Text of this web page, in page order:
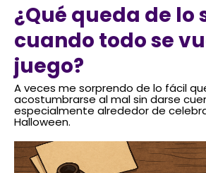
¿Qué queda de lo
cuando todo se
juego?
A veces me sorprendo de lo fácil
acostumbrarse al mal sin darse
especialmente alrededor de
Halloween.